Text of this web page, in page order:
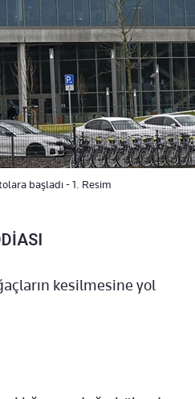
başladı - 1. Resim
kesilmesine yol